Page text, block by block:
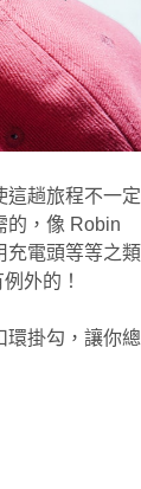
這趟旅程不一定
的，像 Robin
充電頭等等之類
外的！
環掛勾，讓你總